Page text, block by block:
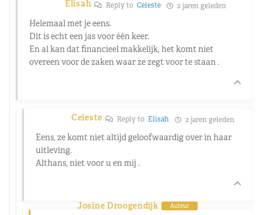
Elisah Reply toCeleste 2 jaren geleden
Helemaal met je eens.
Dit is echt een jas voor één keer.
En al kan dat financieel makkelijk, het komt niet
overeen voor de zaken waar ze zegt voor te staan .
Celeste Reply to Elisah 2 jaren geleden
Eens, ze komt niet altijd geloofwaardig over in haar
uitleving.
Althans, niet voor u en mij .
Josine Droogendijk Auteur